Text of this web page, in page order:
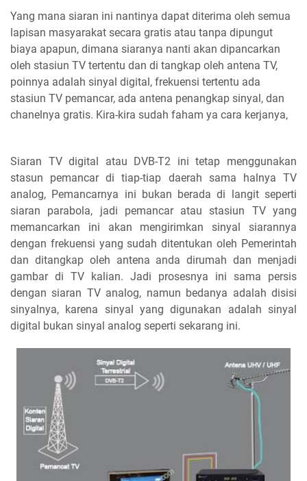
Yang mana siaran ini nantinya dapat diterima oleh semua
lapisan masyarakat secara gratis atau tanpa dipungut
biaya apapun, dimana siaranya nanti akan dipancarkan
oleh stasiun TV tertentu dan di tangkap oleh antena TV,
poinnya adalah sinyal digital, frekuensi tertentu ada
stasiun TV pemancar, ada antena penangkap sinyal, dan
chanelnya gratis. Kira-kira sudah faham ya cara kerjanya,
Siaran TV digital atau DVB-T2 ini tetap menggunakan
stasun pemancar di tiap-tiap daerah sama halnya TV
analog, Pemancarnya ini bukan berada di langit seperti
siaran parabola, jadi pemancar atau stasiun TV yang
memancarkan ini akan mengirimkan sinyal siarannya
dengan frekuensi yang sudah ditentukan oleh Pemerintah
dan ditangkap oleh antena anda dirumah dan menjadi
gambar di TV kalian. Jadi prosesnya ini sama persis
dengan siaran TV analog, namun bedanya adalah disisi
sinyalnya, karena sinyal yang digunakan adalah sinyal
digital bukan sinyal analog seperti sekarang ini.